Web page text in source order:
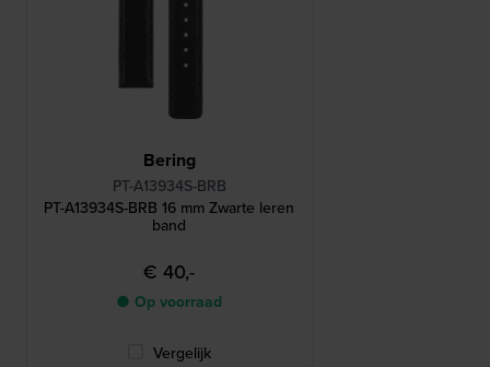
Bering
PT-A13934S-BRB
PT-A13934S-BRB 16 mm Zwarte leren
band
€ 40,-
● Op voorraad
Vergelijk